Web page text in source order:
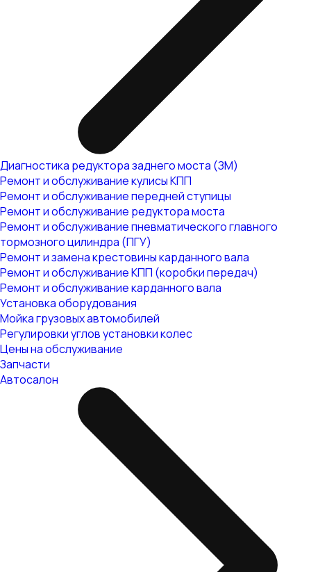
Диагностика редуктора заднего моста (ЗМ)
Ремонт и обслуживание кулисы КПП
Ремонт и обслуживание передней ступицы
Ремонт и обслуживание редуктора моста
Ремонт и обслуживание пневматического главного
тормозного цилиндра (ПГУ)
Ремонт и замена крестовины карданного вала
Ремонт и обслуживание КПП (коробки передач)
Ремонт и обслуживание карданного вала
Установка оборудования
Мойка грузовых автомобилей
Регулировки углов установки колес
Цены на обслуживание
Запчасти
Автосалон